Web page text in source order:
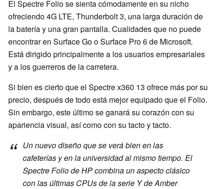
El Spectre Folio se sienta cómodamente en su nicho
ofreciendo 4G LTE, Thunderbolt 3, una larga duración de
la batería y una gran pantalla. Cualidades que no puede
encontrar en Surface Go o Surface Pro 6 de Microsoft.
Está dirigido principalmente a los usuarios empresariales
y a los guerreros de la carretera.
Si bien es cierto que el Spectre x360 13 ofrece más por su
precio, después de todo está mejor equipado que el Folio.
Sin embargo, este último se ganará su corazón con su
apariencia visual, así como con su tacto y tacto.
Un nuevo diseño que se verá bien en las
cafeterías y en la universidad al mismo tiempo. El
Spectre Folio de HP combina un aspecto clásico
con las últimas CPUs de la serie Y de Amber